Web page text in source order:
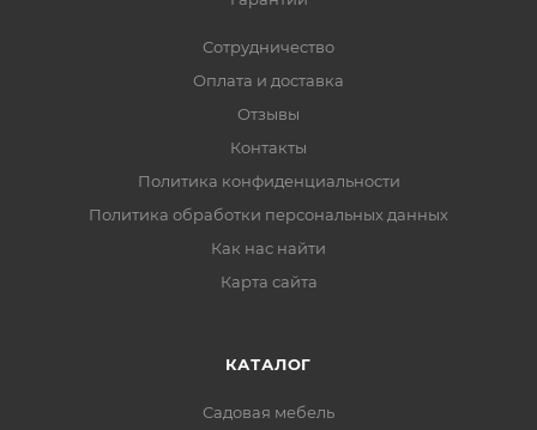
Сотрудничество
Оплата и доставка
Отзывы
Контакты
Политика конфиденциальности
Политика обработки персональных данных
Как нас найти
Карта сайта
КАТАЛОГ
Садовая мебель